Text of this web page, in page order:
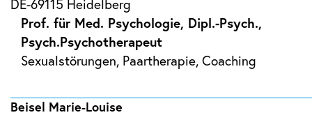
DE-69115 Heidelberg
Prof. für Med. Psychologie, Dipl.-Psych.,
Psych.Psychotherapeut
Sexualstörungen, Paartherapie, Coaching
Beisel Marie-Louise